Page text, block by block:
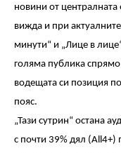
новини от централната
вижда и при
минути“ и „Лице в
голяма публика
водещата си позиция
пояс.
„Тази сутрин“ остана
с почти 39% дял (All4+)